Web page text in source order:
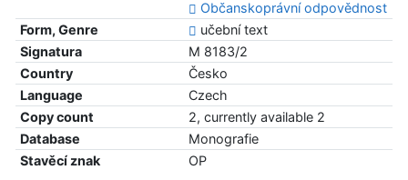
Občanskoprávní odpovědnost
Form, Genre
učební text
Signatura
M 8183/2
Country
Česko
Language
Czech
Copy count
2, currently available 2
Database
Monografie
Stavěcí znak
OP